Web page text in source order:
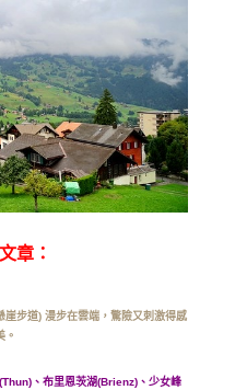
章：
步道) 漫步在雲端，驚險又刺激得感
。
、布里恩茨湖(Brienz)、少女峰